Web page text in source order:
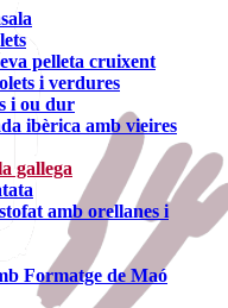
pelleta cruixent
i verdures
i ou dur
ibèrica amb vieires
gallega
amb orellanes i
Formatge de Maó